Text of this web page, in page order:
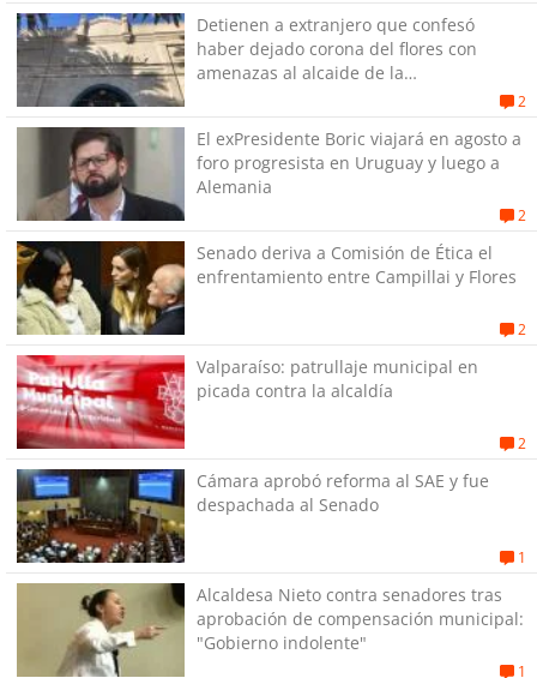
Detienen a extranjero que confesó
haber dejado corona del flores con
amenazas al alcaide de la
2
El exPresidente Boric viajará en agosto a
foro progresista en Uruguay y luego a
Alemania
2
Senado deriva a Comisión de Ética el
enfrentamiento entre Campillai y Flores
2
Valparaíso: patrullaje municipal en
picada contra la alcaldía
2
Cámara aprobó reforma al SAE y fue
despachada al Senado
1
Alcaldesa Nieto contra senadores tras
aprobación de compensación municipal:
"Gobierno indolente"
1